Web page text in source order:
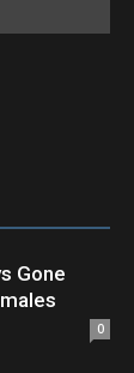
Gone
0